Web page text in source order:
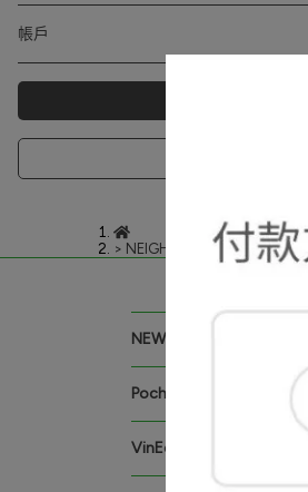
帳戶
NEIGHBORHOOD
NEW ARRIVALS｜新品上架
Pochef
VinEdge